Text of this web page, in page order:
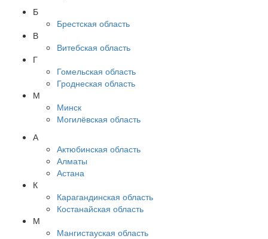
Б
Брестская область
В
Витебская область
Г
Гомельская область
Гроднеская область
М
Минск
Могилёвская область
А
Актюбинская область
Алматы
Астана
К
Карагандинская область
Костанайская область
М
Мангистауская область